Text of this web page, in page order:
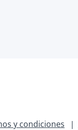
y condiciones